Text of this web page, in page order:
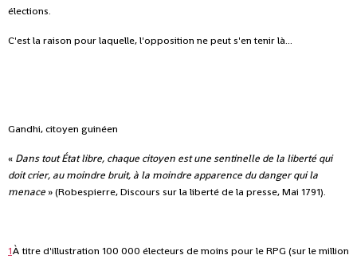
élections.
C'est la raison pour laquelle, l'opposition ne peut s'en tenir là...
Gandhi, citoyen guinéen
« Dans tout État libre, chaque citoyen est une sentinelle de la liberté qui
doit crier, au moindre bruit, à la moindre apparence du danger qui la
menace » (Robespierre, Discours sur la liberté de la presse, Mai 1791).
1À titre d'illustration 100 000 électeurs de moins pour le RPG (sur le million